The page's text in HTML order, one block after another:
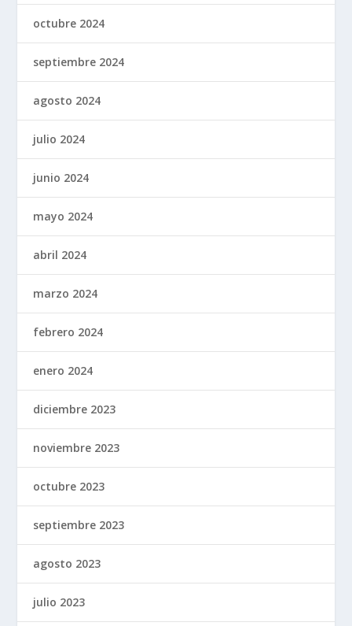
octubre 2024
septiembre 2024
agosto 2024
julio 2024
junio 2024
mayo 2024
abril 2024
marzo 2024
febrero 2024
enero 2024
diciembre 2023
noviembre 2023
octubre 2023
septiembre 2023
agosto 2023
julio 2023